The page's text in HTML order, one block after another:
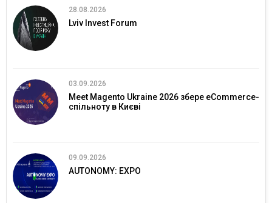
28.08.2026
Lviv Invest Forum
03.09.2026
Meet Magento Ukraine 2026 збере eCommerce-
спільноту в Києві
09.09.2026
AUTONOMY: EXPO